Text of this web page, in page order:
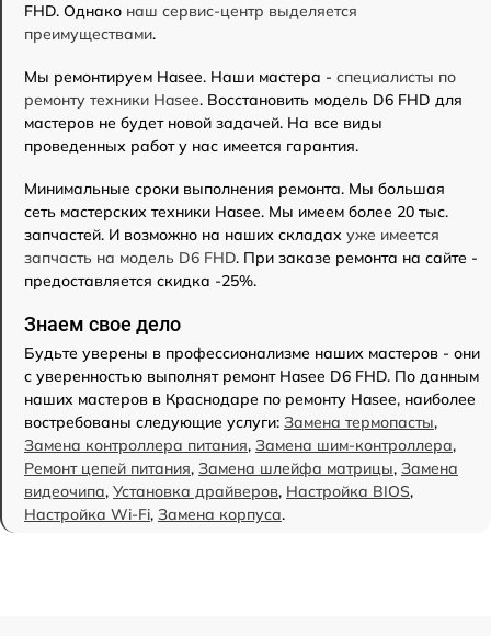
FHD. Однако наш сервис-центр выделяется
преимуществами.
Мы ремонтируем Hasee. Наши мастера - специалисты по
ремонту техники Hasee. Восстановить модель D6 FHD для
мастеров не будет новой задачей. На все виды
проведенных работ у нас имеется гарантия.
Минимальные сроки выполнения ремонта. Мы большая
сеть мастерских техники Hasee. Мы имеем более 20 тыс.
запчастей. И возможно на наших складах уже имеется
запчасть на модель D6 FHD. При заказе ремонта на сайте -
предоставляется скидка -25%.
Знаем свое дело
Будьте уверены в профессионализме наших мастеров - они
с уверенностью выполнят ремонт Hasee D6 FHD. По данным
наших мастеров в Краснодаре по ремонту Hasee, наиболее
востребованы следующие услуги: Замена термопасты,
Замена контроллера питания, Замена шим-контроллера,
Ремонт цепей питания, Замена шлейфа матрицы, Замена
видеочипа, Установка драйверов, Настройка BIOS,
Настройка Wi-Fi, Замена корпуса.